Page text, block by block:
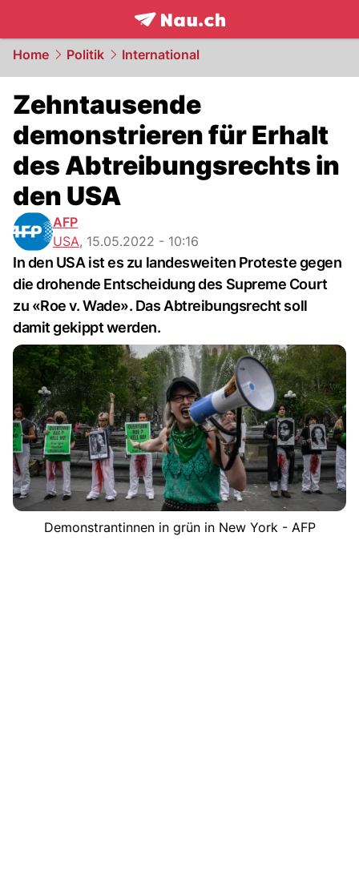
frontpage.NAU.ch
Home Politik International
Zehntausende
demonstrieren für Erhalt
des Abtreibungsrechts in
den USA
AFP
USA, 15.05.2022 - 10:16
In den USA ist es zu landesweiten Proteste gegen
die drohende Entscheidung des Supreme Court
zu «Roe v. Wade». Das Abtreibungsrecht soll
damit gekippt werden.
Demonstrantinnen in grün in New York - AFP